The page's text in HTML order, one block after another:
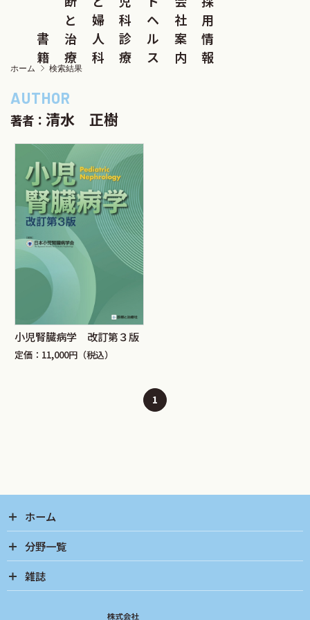
書
籍
と
治
療
婦
人
科
科
診
療
ヘ
ル
ス
社
案
内
用
情
報
ホーム 検索結果
著者： 清水 正樹
小児腎臓病学 改訂第３版
定価：11,000円（税込）
1
ホーム
分野一覧
雑誌